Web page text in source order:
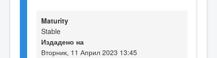
Maturity
Stable
Издадено на
Вторник, 11 Април 2023 13:45